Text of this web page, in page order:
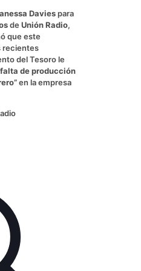
Daviespara
de Unión Radio,
que este
recientes
del Tesoro le
de producción
en la empresa